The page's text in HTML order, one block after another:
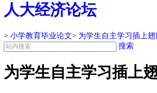
人大经济论坛
> 小学教育毕业论文> 为学生自主学习插上
搜索
为学生自主学习插上